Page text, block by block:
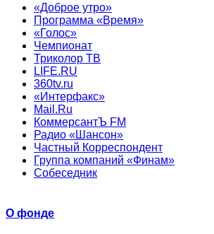
«Доброе утро»
Программа «Время»
«Голос»
Чемпионат
Триколор ТВ
LIFE.RU
360tv.ru
«Интерфакс»
Mail.Ru
КоммерсантЪ FM
Радио «Шансон»
Частный Корреспондент
Группа компаний «Финам»
Собеседник
О фонде